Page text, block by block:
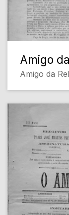
Amigo
Amigo da